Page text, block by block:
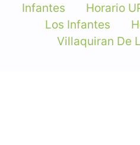
Infantes
Horario
Los Infantes
Villaquiran De